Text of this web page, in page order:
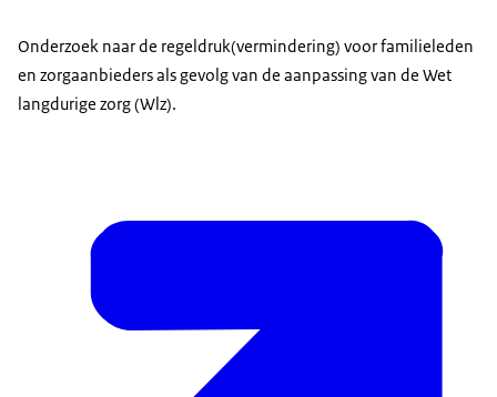
Onderzoek naar de regeldruk(vermindering) voor familieleden
en zorgaanbieders als gevolg van de aanpassing van de Wet
langdurige zorg (Wlz).